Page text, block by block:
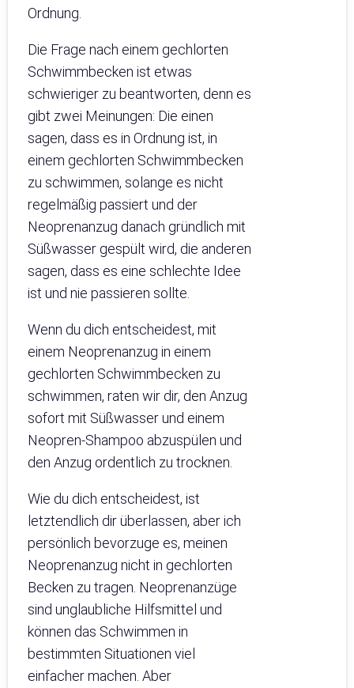
Ordnung.
Die Frage nach einem gechlorten
Schwimmbecken ist etwas
schwieriger zu beantworten, denn es
gibt zwei Meinungen: Die einen
sagen, dass es in Ordnung ist, in
einem gechlorten Schwimmbecken
zu schwimmen, solange es nicht
regelmäßig passiert und der
Neoprenanzug danach gründlich mit
Süßwasser gespült wird, die anderen
sagen, dass es eine schlechte Idee
ist und nie passieren sollte.
Wenn du dich entscheidest, mit
einem Neoprenanzug in einem
gechlorten Schwimmbecken zu
schwimmen, raten wir dir, den Anzug
sofort mit Süßwasser und einem
Neopren-Shampoo abzuspülen und
den Anzug ordentlich zu trocknen.
Wie du dich entscheidest, ist
letztendlich dir überlassen, aber ich
persönlich bevorzuge es, meinen
Neoprenanzug nicht in gechlorten
Becken zu tragen. Neoprenanzüge
sind unglaubliche Hilfsmittel und
können das Schwimmen in
bestimmten Situationen viel
einfacher machen. Aber